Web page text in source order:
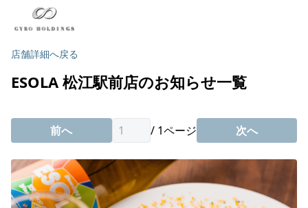
店舗詳細へ戻る
ESOLA 松江駅前店のお知らせ一覧
前へ / 1ページ 次へ